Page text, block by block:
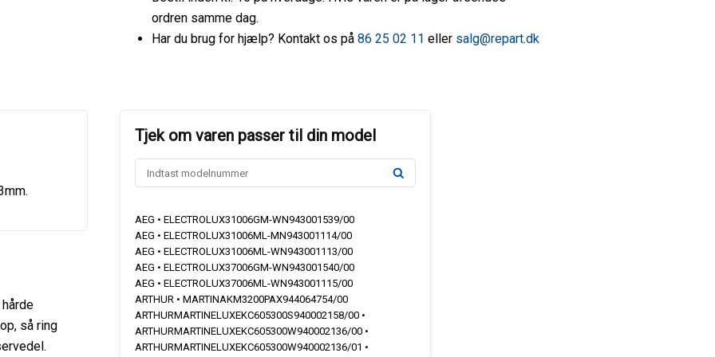
ordren samme dag.
Har du brug for hjælp? Kontakt os på 86 25 02 11 eller salg@repart.dk
så ring
AEG • ELECTROLUX31006GM-WN943001539/00
AEG • ELECTROLUX31006ML-MN943001114/00
AEG • ELECTROLUX31006ML-WN943001113/00
AEG • ELECTROLUX37006GM-WN943001540/00
AEG • ELECTROLUX37006ML-WN943001115/00
ARTHUR • MARTINAKM3200PAX944064754/00
ARTHURMARTINELUXEKC605300S940002158/00 •
ARTHURMARTINELUXEKC605300W940002136/00 •
ARTHURMARTINELUXEKC605300W940002136/01 •